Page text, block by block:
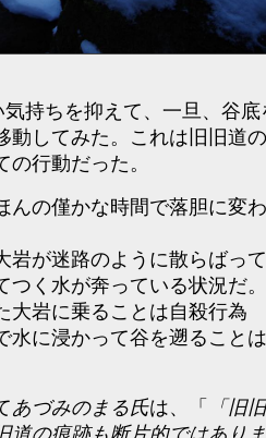
気持ちを抑えて、一旦、谷底
動してみた。これは旧旧道
行動だった。
んの僅かな時間で落胆に変
岩が迷路のように散らばっ
つく水が奔っている状況だ
大岩に乗ることは自殺行為
水に浸かって谷を遡ること
あづみのまる氏は、「
旧